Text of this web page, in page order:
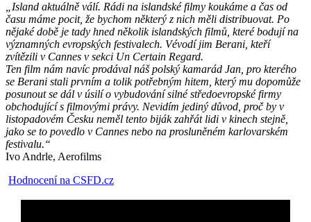
„Island aktuálně válí. Rádi na islandské filmy koukáme a čas od
času máme pocit, že bychom některý z nich měli distribuovat. Po
nějaké době je tady hned několik islandských filmů, které bodují na
významných evropských festivalech. Vévodí jim Berani, kteří
zvítězili v Cannes v sekci Un Certain Regard.
Ten film nám navíc prodával náš polský kamarád Jan, pro kterého
se Berani stali prvním a tolik potřebným hitem, který mu dopomůže
posunout se dál v úsilí o vybudování silné středoevropské firmy
obchodující s filmovými právy. Nevidím jediný důvod, proč by v
listopadovém Česku neměl tento biják zahřát lidi v kinech stejně,
jako se to povedlo v Cannes nebo na prosluněném karlovarském
festivalu.“
Ivo Andrle, Aerofilms
Hodnocení na CSFD.cz